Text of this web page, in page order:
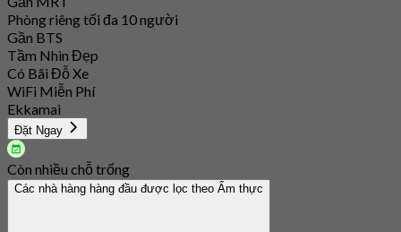
Phòng riêng tối đa 10 người
Gần BTS
Tầm Nhìn Đẹp
Có Bãi Đỗ Xe
WiFi Miễn Phí
Ekkamai
Đặt Ngay
Còn nhiều chỗ trống
Các nhà hàng hàng đầu được lọc theo Ẩm thực